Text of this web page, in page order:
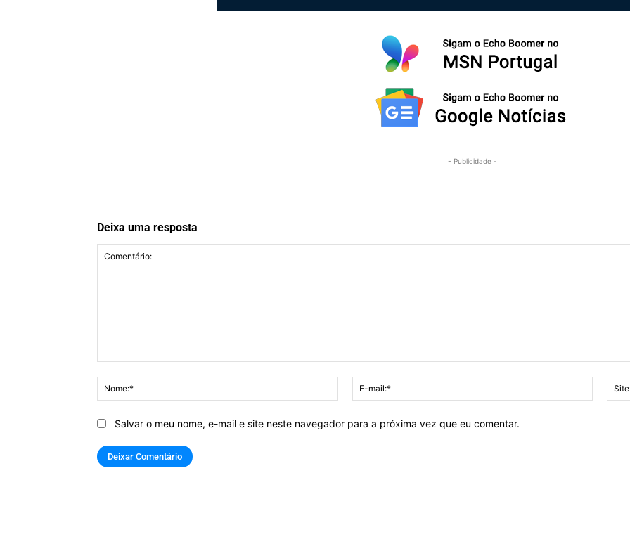
- Publicidade -
Deixa uma resposta
Nome:*
mail:*
Salvar o meu nome, e-mail e site neste navegador para a próxima vez que eu comentar.